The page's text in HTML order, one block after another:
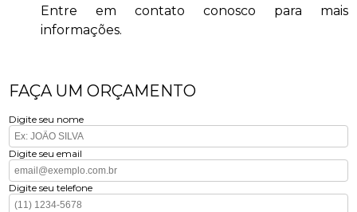
Entre em contato conosco para mais
informações.
FAÇA UM ORÇAMENTO
Digite seu nome
Digite seu email
Digite seu telefone